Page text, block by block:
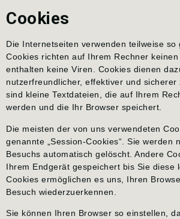
Cookies
Die Internetseiten verwenden teilweise so
Cookies richten auf Ihrem Rechner
enthalten keine Viren. Cookies dienen
nutzerfreundlicher, effektiver und sicherer
sind kleine Textdateien, die auf Ihrem
werden und die Ihr Browser speichert.
Die meisten der von uns verwendeten
genannte „Session-Cookies“. Sie werden
Besuchs automatisch gelöscht. Andere
Ihrem Endgerät gespeichert bis Sie diese
Cookies ermöglichen es uns, Ihren
Besuch wiederzuerkennen.
Sie können Ihren Browser so einstellen,